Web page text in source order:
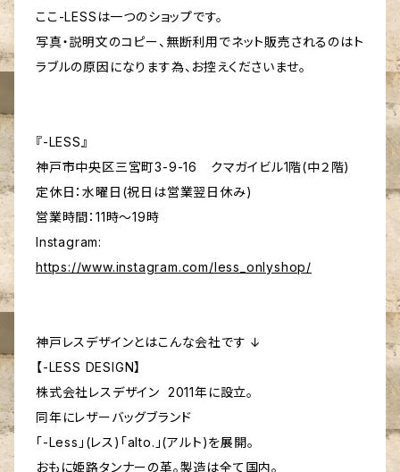
ここ-LESSは一つのショップです。
写真・説明文のコピー、無断利用でネット販売されるのはト
ラブルの原因になります為、お控えくださいませ。
『-LESS』
神戸市中央区三宮町3-9-16 クマガイビル1階(中２階)
定休日：水曜日(祝日は営業翌日休み)
営業時間：11時～19時
Instagram:
https://www.instagram.com/less_onlyshop/
神戸レスデザインとはこんな会社です ↓
【-LESS DESIGN】
株式会社レスデザイン 2011年に設立。
同年にレザーバッグブランド
「-Less」(レス)「alto.」(アルト)を展開。
おもに姫路タンナーの革。製造は全て国内。